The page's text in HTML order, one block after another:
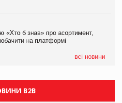
«Хто б знав» про асортимент,
на платформі
всі новини
«Хто б знав» про асортимент,
на платформі
B2B